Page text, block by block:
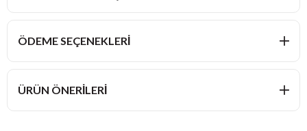
ÖDEME SEÇENEKLERI
ÜRÜN ÖNERILERI